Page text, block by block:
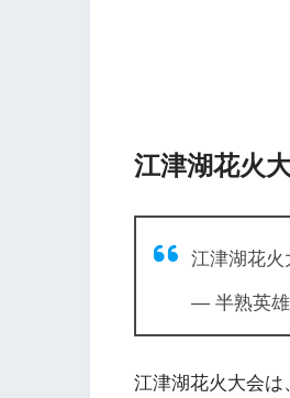
江津湖花火
江津湖花火
— 半熟英雄
江津湖花火大会は